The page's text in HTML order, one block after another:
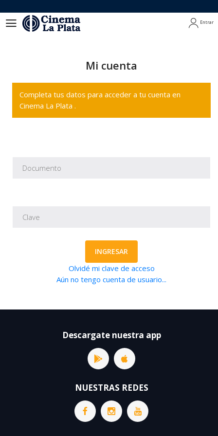
Entrar
Mi cuenta
Completa tus datos para acceder a tu cuenta en
Cinema La Plata .
INGRESAR
Olvidé mi clave de acceso
Aún no tengo cuenta de usuario...
Descargate nuestra app
NUESTRAS REDES